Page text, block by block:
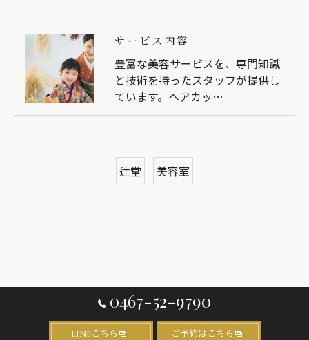
サービス内容
豊富な美容サービスを、専門知識
と技術を持ったスタッフが提供し
ています。ヘアカッ…
辻堂 美容室
0467-52-9790
LINEこちら ご予約はこちら